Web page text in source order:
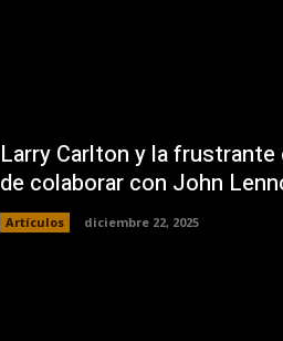
Larry Carlton y la frustrante
de colaborar con John
Artículos diciembre 22, 2025